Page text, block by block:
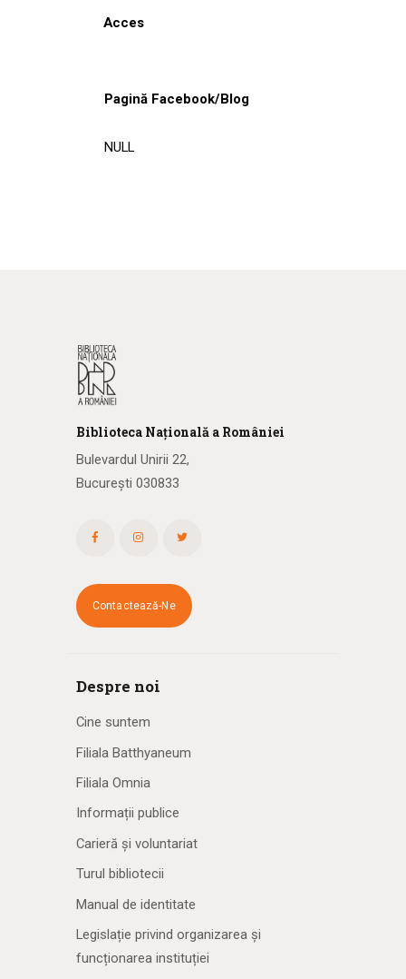
Acces
Pagină Facebook/Blog
NULL
Biblioteca Națională a României
Bulevardul Unirii 22,
București 030833
Contactează-Ne
Despre noi
Cine suntem
Filiala Batthyaneum
Filiala Omnia
Informații publice
Carieră și voluntariat
Turul bibliotecii
Manual de identitate
Legislație privind organizarea și
funcționarea instituției